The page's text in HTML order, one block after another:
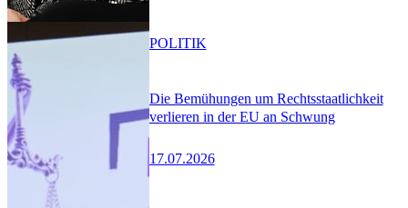
Die Bemühungen um Rechtsstaatlichkeit
verlieren in der EU an Schwung
17.07.2026
POLITIK